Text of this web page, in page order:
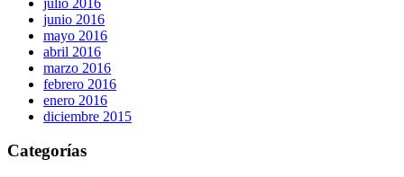
junio 2016
mayo 2016
abril 2016
marzo 2016
febrero 2016
enero 2016
diciembre 2015
Categorías